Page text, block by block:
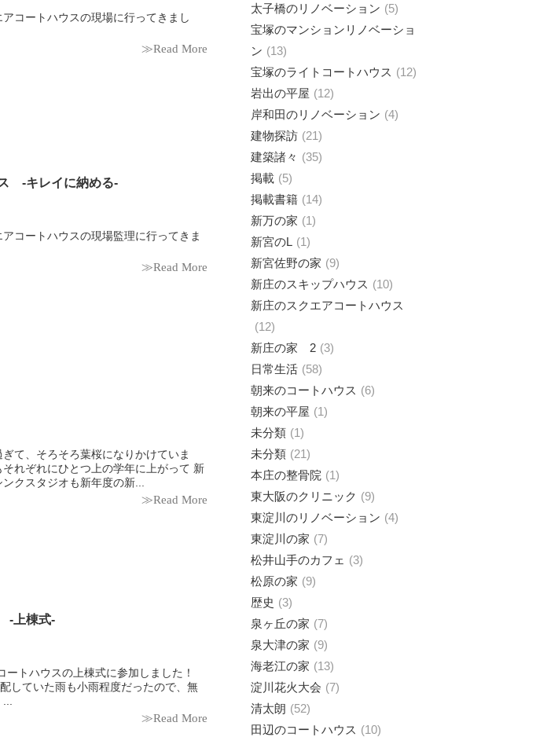
≫Read More
-キレイに納める-
≫Read More
て、そろそろ葉桜になりかけていま
れぞれにひとつ上の学年に上がって 新
生活を楽しんでいます。 シンクスタジオも新年度の新...
≫Read More
-上棟式-
していた雨も小雨程度だったので、無
事に上棟式が迎えられました。 ...
≫Read More
太子橋のリノベーション
5
宝塚のマンションリノベーショ
ン
13
宝塚のライトコートハウス
12
岩出の平屋
12
岸和田のリノベーション
4
建物探訪
21
建築諸々
35
掲載
5
掲載書籍
14
新万の家
1
新宮のL
1
新宮佐野の家
9
新庄のスキップハウス
10
新庄のスクエアコートハウス
12
新庄の家 2 3
日常生活
58
朝来のコートハウス
6
朝来の平屋
1
未分類
1
未分類
21
本庄の整骨院
1
東大阪のクリニック
9
東淀川のリノベーション
4
東淀川の家
7
松井山手のカフェ
3
松原の家
9
歴史
3
泉ヶ丘の家
7
泉大津の家
9
海老江の家
13
淀川花火大会
7
清太朗
52
田辺のコートハウス
10